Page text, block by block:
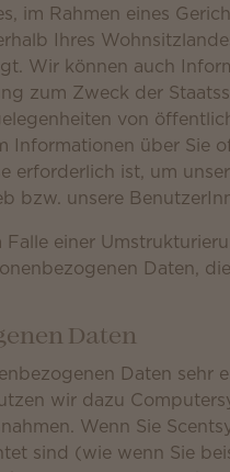
im Rahmen eines
Ihres
Wir können auch
zum Zweck der
von
Informationen über Sie
erforderlich ist, um
bzw. unsere
Falle einer
Daten,
Daten
Daten sehr
wir dazu
Wenn Sie
sind (wie wenn Sie